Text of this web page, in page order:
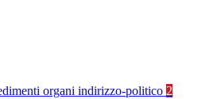
organi indirizzo-politico 2